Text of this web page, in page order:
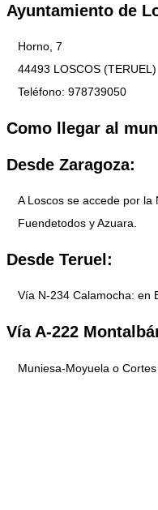
Ayuntamiento de
Horno, 7
44493 LOSCOS (TERUEL)
Teléfono: 978739050
Como llegar al
Desde Zaragoza:
A Loscos se accede por
Fuendetodos y Azuara.
Desde Teruel:
Vía N-234 Calamocha: en
Vía A-222
Muniesa-Moyuela o